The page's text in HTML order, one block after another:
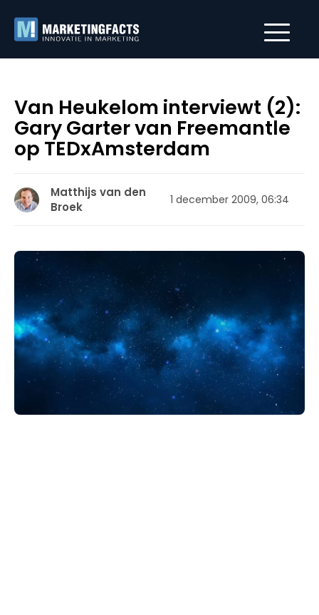
Van Heukelom interviewt (2):
Gary Garter van Freemantle
op TEDxAmsterdam
Matthijs van den
Broek
1 december 2009, 06:34